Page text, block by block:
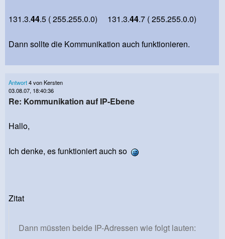
131.3.44.5 ( 255.255.0.0) 131.3.44.7 ( 255.255.0.0)
Dann sollte die Kommunikation auch funktionieren.
Antwort4 von Kersten
03.08.07, 18:40:36
Re: Kommunikation auf IP-Ebene
Hallo,
Ich denke, es funktioniert auch so
Zitat
Dann müssten beide IP-Adressen wie folgt lauten: